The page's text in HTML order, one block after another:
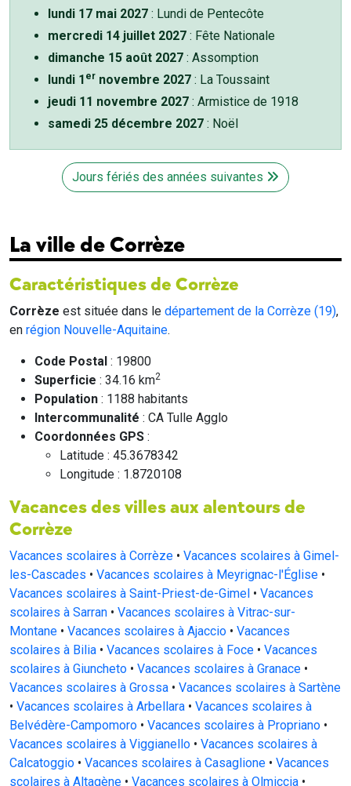
lundi 17 mai 2027 : Lundi de Pentecôte
mercredi 14 juillet 2027 : Fête Nationale
dimanche 15 août 2027 : Assomption
lundi 1 er novembre 2027 : La Toussaint
jeudi 11 novembre 2027 : Armistice de 1918
samedi 25 décembre 2027 : Noël
Jours fériés des années suivantes
La ville de Corrèze
Caractéristiques de Corrèze
Corrèze est située dans le département de la Corrèze (19),
en région Nouvelle-Aquitaine.
Code Postal : 19800
Superficie : 34.16 km2
Population : 1188 habitants
Intercommunalité : CA Tulle Agglo
Coordonnées GPS :
Latitude : 45.3678342
Longitude : 1.8720108
Vacances des villes aux alentours de
Corrèze
Vacances scolaires à Corrèze • Vacances scolaires à Gimel-
les-Cascades • Vacances scolaires à Meyrignac-l'Église •
Vacances scolaires à Saint-Priest-de-Gimel • Vacances
scolaires à Sarran • Vacances scolaires à Vitrac-sur-
Montane • Vacances scolaires à Ajaccio • Vacances
scolaires à Bilia • Vacances scolaires à Foce • Vacances
scolaires à Giuncheto • Vacances scolaires à Granace •
Vacances scolaires à Grossa • Vacances scolaires à Sartène
• Vacances scolaires à Arbellara • Vacances scolaires à
Belvédère-Campomoro • Vacances scolaires à Propriano •
Vacances scolaires à Viggianello • Vacances scolaires à
Calcatoggio • Vacances scolaires à Casaglione • Vacances
scolaires à Altagène • Vacances scolaires à Olmiccia •